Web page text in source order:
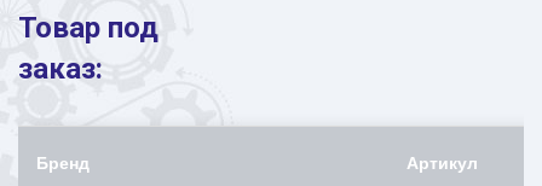
Товар под
заказ:
Бренд Артикул